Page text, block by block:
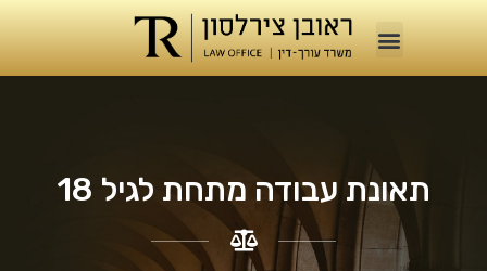
תאונת עבודה מתחת לגיל 18